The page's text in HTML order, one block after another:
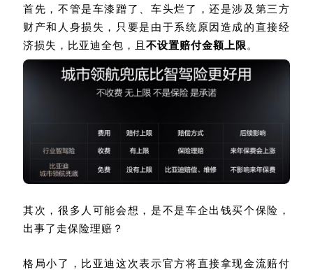
首先，不管是车漆蹭了、车头烂了，还是涉及第三方
财产和人身损失，只要是由于系统原因造成的直接经
济损失，比亚迪全包，且 不设置赔付金额上限。
其次，很多人可能会想，是不是车企出钱买个保险，
出事了走保险理赔？
格局小了，比亚迪这次表示官方将直接拿现金流赔付